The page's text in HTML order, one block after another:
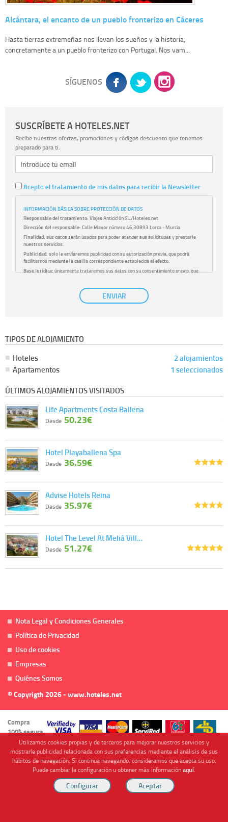
Alcántara, el encanto de un pueblo fronterizo en Cáceres
Hasta tierras extremeñas nos llevan los sueños y la historia,
concretamente a un pueblo fronterizo con Portugal. Nos vam...
SÍGUENOS
SUSCRÍBETE A HOTELES.NET
Recibe nuestras ofertas, promociones y códigos descuento que tenemos
preparado para ti.
Acepto el tratamiento de mis datos para recibir la Newsletter
INFORMACIÓN BÁSICA SOBRE PROTECCIÓN DE DATOS
Responsable del tratamiento: Viajes Anticiclón S.L/Hoteles.net
Dirección del responsable: Calle Mayor número 46,30893 Lorca - Murcia
Finalidad: sus datos serán usados para poder atender sus solicitudes y prestarle
nuestros servicios.
Publicidad: solo le enviaremos publicidad con su autorización previa, que podrá
facilitarnos mediante la casilla correspondiente establecida al efecto.
Base Jurídica: únicamente trataremos sus datos con su consentimiento previo, que
con carácter general, sólo el personal de nuestra entidad que esté
debidamente autorizado podrá tener conocimiento de la información que le pedimos.
No se comunicarán datos a terceros.
Información complementaria:
sobre cómo tratamos sus datos en la
ENVIAR
TIPOS DE ALOJAMIENTO
Hoteles
2 alojamientos
Apartamentos
1 seleccionados
ÚLTIMOS ALOJAMIENTOS VISITADOS
Life Apartments Costa Ballena
Desde 50.23€
Hotel Playaballena Spa
Desde 36.59€
Advise Hotels Reina
Desde 35.97€
Hotel The Level At Meliá Vill…
Desde 51.27€
Nota Legal y Condiciones Generales
Política de Privacidad
Uso de cookies
Empresas
Quiénes Somos
© Copyrigth 2026 - www.hoteles.net
Compra
100% segura
Cofinanciado por
Utilizamos cookies propias y de terceros para mejorar nuestros servicios y
mostrarle publicidad relacionada con sus preferencias mediante el análisis de sus
hábitos de navegación. Si continua navegando, consideramos que acepta su uso.
Puede cambiar la configuración u obtener más informaciónaquí.